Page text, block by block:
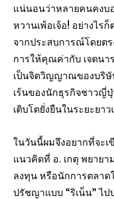
แน่นอนว่าหลายคนคงบ
หวานเพ้อเจ้อ! อย่างไร
จากประสบการณ์โดยต
การให้คุณค่ากับ เจตน
เป็นจิตวิญญาณของบริ
เร้นของนักธุรกิจชาวญี่
เติบโตยั่งยืนในระยะยา
ในวันนี้ผมจึงอยากที่จะ
แนวคิดที่ อ. เกตุ พยาย
ลงทุน หรือนักการตลาด
ปรัชญาแบบ “ริเน็น” ไป